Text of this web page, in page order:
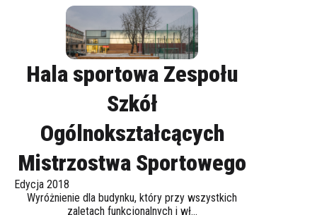
Hala sportowa Zespołu
Szkół
Ogólnokształcących
Mistrzostwa Sportowego
Edycja 2018
Wyróżnienie dla budynku, który przy wszystkich
zaletach funkcjonalnych i wł...